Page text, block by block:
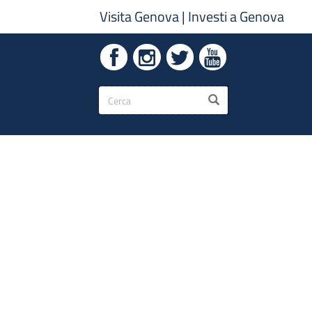
Visita Genova| Investi a Genova
Form
di
ricerca
CERCA